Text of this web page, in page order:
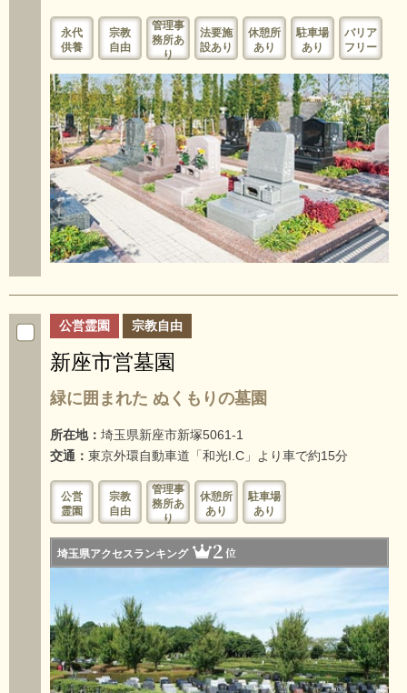
永代
供養
宗教
自由
管理事
務所あ
り
法要施
設あり
休憩所
あり
駐車場
あり
バリア
フリー
公営霊園 宗教自由
新座市営墓園
緑に囲まれた ぬくもりの墓園
所在地： 埼玉県新座市新塚5061-1
交通： 東京外環自動車道「和光I.C」より車で約15分
公営
霊園
宗教
自由
管理事
務所あ
り
休憩所
あり
駐車場
あり
埼玉県アクセスランキング 2位